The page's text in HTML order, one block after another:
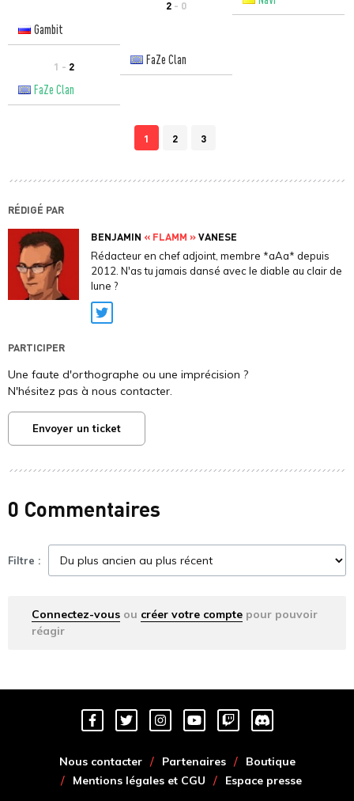
2 - 0
Gambit
1 - 2
FaZe Clan
FaZe Clan
1 2 3
RÉDIGÉ PAR
BENJAMIN « FLAMM »VANESE
Rédacteur en chef adjoint, membre *aAa* depuis
2012. N'as tu jamais dansé avec le diable au clair de
lune ?
Twitter
PARTICIPER
Une faute d'orthographe ou une imprécision ?
N'hésitez pas à nous contacter.
Envoyer un ticket
0 Commentaires
Filtre :
Connectez-vous ou créer votre compte pour pouvoir
réagir
Nous contacter Partenaires
Boutique
Mentions légales et CGU
Espace presse